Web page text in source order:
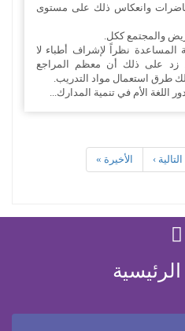
وانعكاس ذلك على مستوى
والمجتمع ككل.
المساعدة نظراً لإشراف أطباء لا
زد على ذلك أن معظم المراجع
طرق استعمال مواد التدريب.
اللغة الأم في تنمية المدارك...
التالية › الأخيرة »
الرئيسية